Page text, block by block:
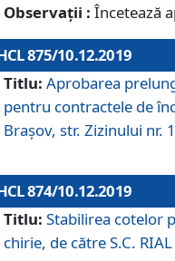
Observații : Încetează
875/10.12.2019
Titlu: Aprobarea
pentru contractele de
Braşov, str. Zizinului nr.
874/10.12.2019
Titlu: Stabilirea cotelor
chirie, de către S.C. RIAL